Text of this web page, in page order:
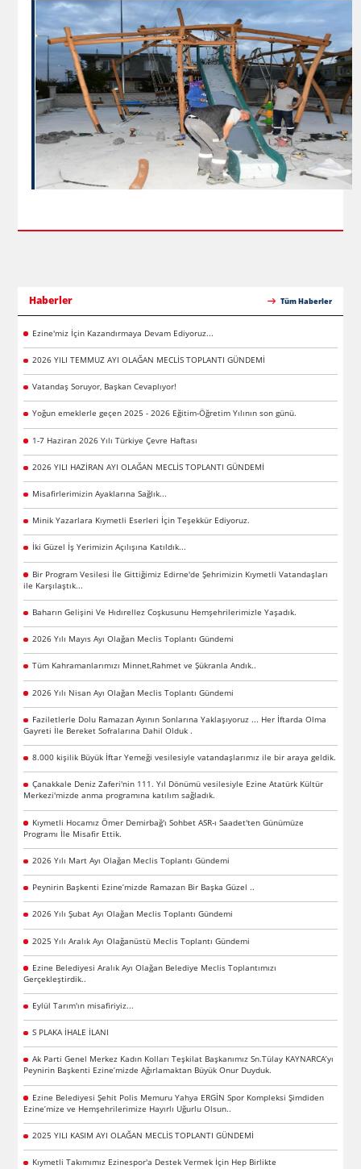
Haberler Tüm Haberler
Ezine'miz İçin Kazandırmaya Devam Ediyoruz...
2026 YILI TEMMUZ AYI OLAĞAN MECLİS TOPLANTI GÜNDEMİ
Vatandaş Soruyor, Başkan Cevaplıyor!
Yoğun emeklerle geçen 2025 - 2026 Eğitim-Öğretim Yılının son günü.
1-7 Haziran 2026 Yılı Türkiye Çevre Haftası
2026 YILI HAZİRAN AYI OLAĞAN MECLİS TOPLANTI GÜNDEMİ
Misafirlerimizin Ayaklarına Sağlık...
Minik Yazarlara Kıymetli Eserleri İçin Teşekkür Ediyoruz.
İki Güzel İş Yerimizin Açılışına Katıldık...
Bir Program Vesilesi İle Gittiğimiz Edirne'de Şehrimizin Kıymetli Vatandaşları
ile Karşılaştık...
Baharın Gelişini Ve Hıdırellez Coşkusunu Hemşehrilerimizle Yaşadık.
2026 Yılı Mayıs Ayı Olağan Meclis Toplantı Gündemi
Tüm Kahramanlarımızı Minnet,Rahmet ve Şükranla Andık..
2026 Yılı Nisan Ayı Olağan Meclis Toplantı Gündemi
Faziletlerle Dolu Ramazan Ayının Sonlarına Yaklaşıyoruz ... Her İftarda Olma
Gayreti İle Bereket Sofralarına Dahil Olduk .
8.000 kişilik Büyük İftar Yemeği vesilesiyle vatandaşlarımız ile bir araya geldik.
Çanakkale Deniz Zaferi'nin 111. Yıl Dönümü vesilesiyle Ezine Atatürk Kültür
Merkezi'mizde anma programına katılım sağladık.
Kıymetli Hocamız Ömer Demirbağ'ı Sohbet ASR-ı Saadet'ten Günümüze
Programı İle Misafir Ettik.
2026 Yılı Mart Ayı Olağan Meclis Toplantı Gündemi
Peynirin Başkenti Ezine’mizde Ramazan Bir Başka Güzel ..
2026 Yılı Şubat Ayı Olağan Meclis Toplantı Gündemi
2025 Yılı Aralık Ayı Olağanüstü Meclis Toplantı Gündemi
Ezine Belediyesi Aralık Ayı Olağan Belediye Meclis Toplantımızı
Gerçekleştirdik..
Eylül Tarım'ın misafiriyiz...
S PLAKA İHALE İLANI
Ak Parti Genel Merkez Kadın Kolları Teşkilat Başkanımız Sn.Tülay KAYNARCA’yı
Peynirin Başkenti Ezine’mizde Ağırlamaktan Büyük Onur Duyduk.
Ezine Belediyesi Şehit Polis Memuru Yahya ERGİN Spor Kompleksi Şimdiden
Ezine’mize ve Hemşehrilerimize Hayırlı Uğurlu Olsun..
2025 YILI KASIM AYI OLAĞAN MECLİS TOPLANTI GÜNDEMİ
Kıymetli Takımımız Ezinespor'a Destek Vermek İçin Hep Birlikte